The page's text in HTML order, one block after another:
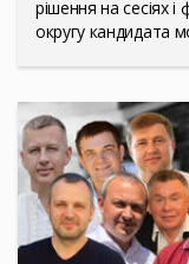
рішення на сесіях
округу кандидата